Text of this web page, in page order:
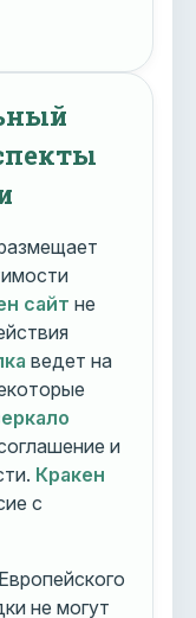
сайт не
ведет на
и
Кракен
с
не могут